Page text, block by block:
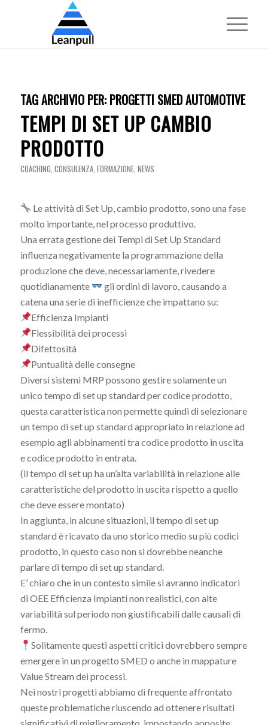
TAG ARCHIVIO PER: PROGETTI SMED AUTOMOTIVE
TEMPI DI SET UP CAMBIO
PRODOTTO
COACHING, CONSULENZA, FORMAZIONE, NEWS
Le attività di Set Up, cambio prodotto, sono una fase
molto importante, nel processo produttivo.
Una errata gestione dei Tempi di Set Up Standard
influenza negativamente la programmazione della
produzione che deve, necessariamente, rivedere
quotidianamente
gli ordini di lavoro, causando a
catena una serie di inefficienze che impattano su:
Efficienza Impianti
Flessibilità dei processi
Difettosità
Puntualità delle consegne
Diversi sistemi MRP possono gestire solamente un
unico tempo di set up standard per codice prodotto,
questa caratteristica non permette quindi di selezionare
un tempo di set up standard appropriato in relazione ad
esempio agli abbinamenti tra codice prodotto in uscita
e codice prodotto in entrata.
(il tempo di set up ha un’alta variabilità in relazione alle
caratteristiche del prodotto in uscita rispetto a quello
che deve essere montato)
In aggiunta, in alcune situazioni, il tempo di set up
standard è ricavato da uno storico medio su più codici
prodotto, in questo caso non si dovrebbe neanche
parlare di tempo di set up standard.
E’ chiaro che in un contesto simile si avranno indicatori
di OEE Efficienza Impianti non realistici, con alte
variabilità sul periodo non giustificabili dalle causali di
fermo.
Solitamente questi aspetti critici dovrebbero sempre
emergere in un progetto SMED o anche in mappature
Value Stream dei processi.
Nei nostri progetti abbiamo di frequente affrontato
queste problematiche riuscendo ad ottenere risultati
significativi di miglioramento, impostando apposite